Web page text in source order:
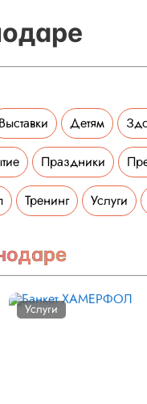
Выставки Детям
Праздники
Тренинг Услуги
Услуги